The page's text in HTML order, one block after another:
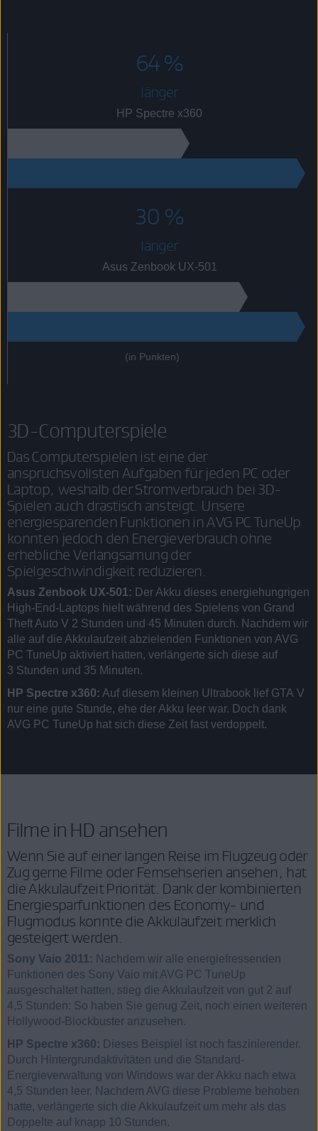
64 %
länger
HP Spectre x360
30 %
länger
Asus Zenbook UX-501
(in Punkten)
3D-Computerspiele
Das Computerspielen ist eine der
anspruchsvollsten Aufgaben für jeden PC oder
Laptop, weshalb der Stromverbrauch bei 3D-
Spielen auch drastisch ansteigt. Unsere
energiesparenden Funktionen in AVG PC TuneUp
konnten jedoch den Energieverbrauch ohne
erhebliche Verlangsamung der
Spielgeschwindigkeit reduzieren.
Asus Zenbook UX-501: Der Akku dieses energiehungrigen
High-End-Laptops hielt während des Spielens von Grand
Theft Auto V 2 Stunden und 45 Minuten durch. Nachdem wir
alle auf die Akkulaufzeit abzielenden Funktionen von AVG
PC TuneUp aktiviert hatten, verlängerte sich diese auf
3 Stunden und 35 Minuten.
HP Spectre x360: Auf diesem kleinen Ultrabook lief GTA V
nur eine gute Stunde, ehe der Akku leer war. Doch dank
AVG PC TuneUp hat sich diese Zeit fast verdoppelt.
Filme in HD ansehen
Wenn Sie auf einer langen Reise im Flugzeug oder
Zug gerne Filme oder Fernsehserien ansehen, hat
die Akkulaufzeit Priorität. Dank der kombinierten
Energiesparfunktionen des Economy- und
Flugmodus konnte die Akkulaufzeit merklich
gesteigert werden.
Sony Vaio 2011: Nachdem wir alle energiefressenden
Funktionen des Sony Vaio mit AVG PC TuneUp
ausgeschaltet hatten, stieg die Akkulaufzeit von gut 2 auf
4,5 Stunden: So haben Sie genug Zeit, noch einen weiteren
Hollywood-Blockbuster anzusehen.
HP Spectre x360: Dieses Beispiel ist noch faszinierender.
Durch Hintergrundaktivitäten und die Standard-
Energieverwaltung von Windows war der Akku nach etwa
4,5 Stunden leer. Nachdem AVG diese Probleme behoben
hatte, verlängerte sich die Akkulaufzeit um mehr als das
Doppelte auf knapp 10 Stunden.